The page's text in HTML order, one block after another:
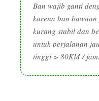
Ban wajib ganti
karena ban
kurang stabil dan
untuk perjalanan
tinggi > 80KM / jam.